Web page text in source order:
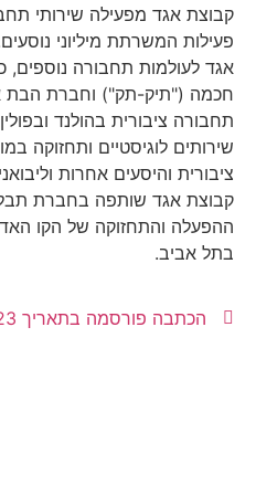
קבוצת אגד מפעילה שירותי
פעילות המשרתת מיליוני
אגד לעולמות תחבורה נוספים,
חכמה ("תיק-תק") וחברת הבת
תחבורה ציבורית בהולנד
שירותים לוגיסטיים ותחזוקה
ציבורית והיסעים אחרות
קבוצת אגד שותפה בחברת
ההפעלה והתחזוקה של הקו
בתל אביב.
הכתבה פורסמה בתאריך